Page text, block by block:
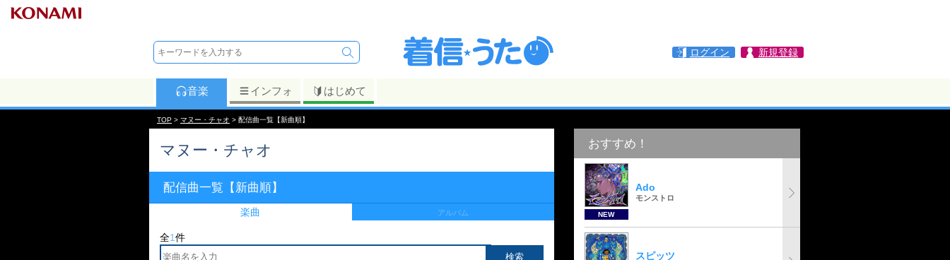
ログイン 新規登録
音楽 インフォ はじめて
TOP > マヌー・チャオ > 配信曲一覧【新曲順】
マヌー・チャオ
配信曲一覧【新曲順】
楽曲 アルバム
全1件
おすすめ！
NEW
Ado
モンストロ
スピッツ